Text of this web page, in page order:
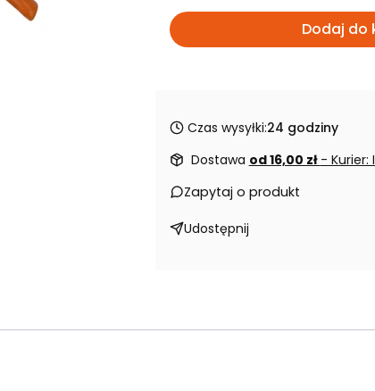
Dodaj do
Czas wysyłki:24 godziny
Dostawa od 16,00 zł - Kurier:
Zapytaj o produkt
Udostępnij